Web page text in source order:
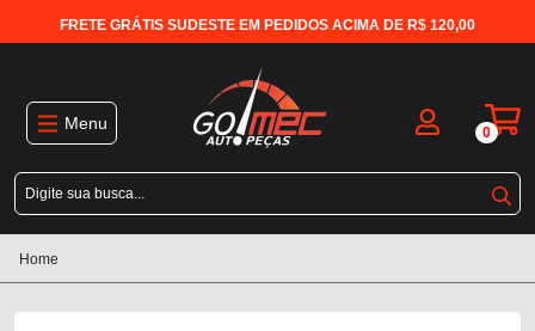
FRETE GRÁTIS SUDESTE EM PEDIDOS ACIMA DE R$ 120,00
Menu 0
Home